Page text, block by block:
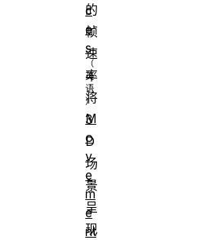
的
帧
速
率
将
3
D
场
景
呈
现
c
e
s
M
o
v
e
m
e
nt